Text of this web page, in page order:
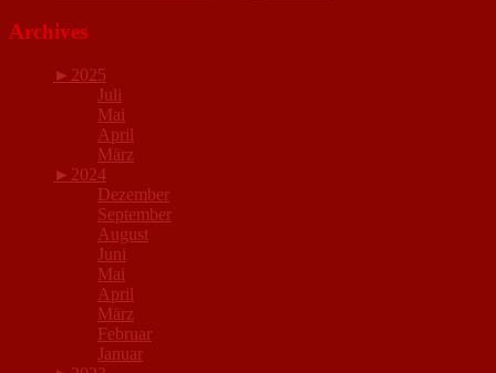
Archives
► 2025
Juli
Mai
April
März
► 2024
Dezember
September
August
Juni
Mai
April
März
Februar
Januar